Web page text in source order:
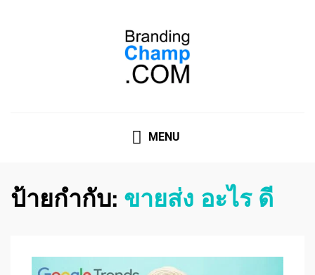
MENU
ป้ายกำกับ: ขายส่ง อะไร ดี